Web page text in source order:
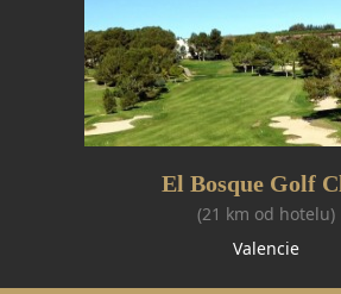
El Bosque Golf
(21 km od hotelu)
Valencie